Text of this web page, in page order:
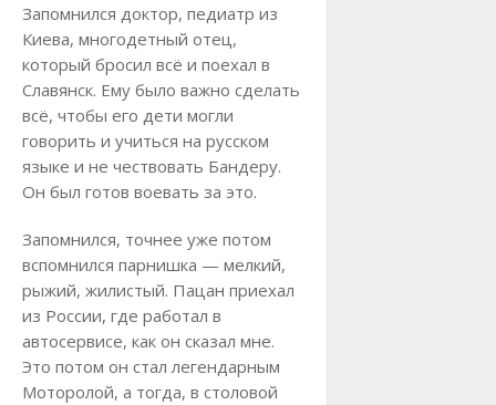
Запомнился доктор, педиатр из
Киева, многодетный отец,
который бросил всё и поехал в
Славянск. Ему было важно сделать
всё, чтобы его дети могли
говорить и учиться на русском
языке и не чествовать Бандеру.
Он был готов воевать за это.
Запомнился, точнее уже потом
вспомнился парнишка — мелкий,
рыжий, жилистый. Пацан приехал
из России, где работал в
автосервисе, как он сказал мне.
Это потом он стал легендарным
Моторолой, а тогда, в столовой